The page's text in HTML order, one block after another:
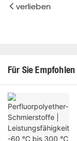
verlieben
Für Sie Empfohlen